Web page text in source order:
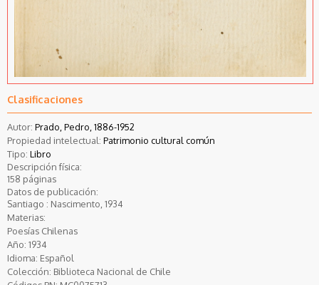
Clasificaciones
Autor: Prado, Pedro, 1886-1952
Propiedad intelectual: Patrimonio cultural común
Tipo: Libro
Descripción física:
158 páginas
Datos de publicación:
Santiago : Nascimento, 1934
Materias:
Poesías Chilenas
Año: 1934
Idioma: Español
Colección: Biblioteca Nacional de Chile